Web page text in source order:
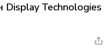
Technologies